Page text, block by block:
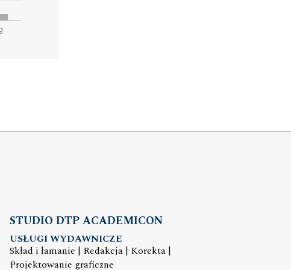
STUDIO DTP ACADEMICON
USŁUGI WYDAWNICZE
Skład i łamanie | Redakcja | Korekta |
Projektowanie graficzne